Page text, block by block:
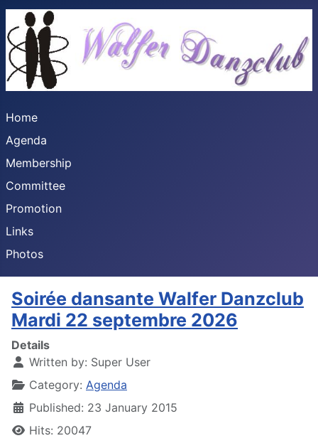
Home
Agenda
Membership
Committee
Promotion
Links
Photos
Soirée dansante Walfer Danzclub
Mardi 22 septembre 2026
Details
Written by: Super User
Category: Agenda
Published: 23 January 2015
Hits: 20047